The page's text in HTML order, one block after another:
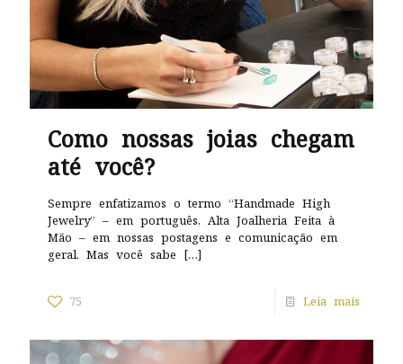
Como nossas joias chegam
até você?
Sempre enfatizamos o termo “Handmade High
Jewelry” – em português, Alta Joalheria Feita à
Mão – em nossas postagens e comunicação em
geral. Mas você sabe[…]
75
Leia mais